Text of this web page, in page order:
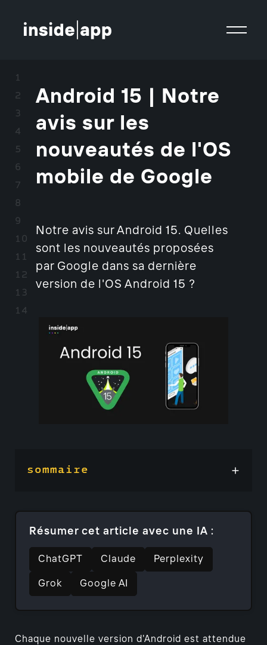
Android 15 | Notre
avis sur les
nouveautés de l'OS
mobile de Google
Notre avis sur Android 15. Quelles
sont les nouveautés proposées
par Google dans sa dernière
version de l'OS Android 15 ?
sommaire
Résumer cet article avec une IA :
ChatGPT Claude Perplexity
Grok Google AI
Chaque nouvelle version d'Android est attendue